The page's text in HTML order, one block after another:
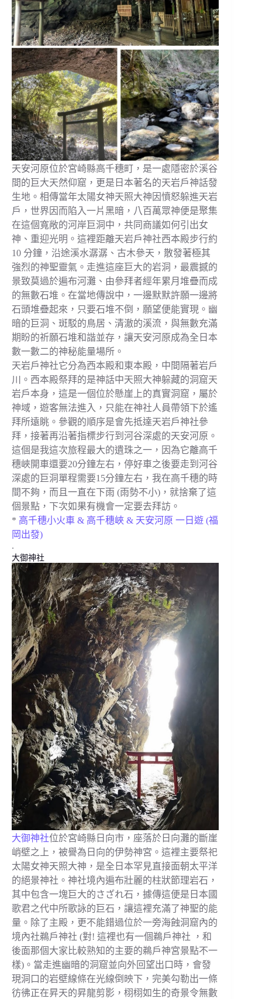
天安河原位於宮崎縣高千穗町，是一處隱密於溪谷
間的巨大天然仰窟，更是日本著名的天岩戶神話發
生地。相傳當年太陽女神天照大神因憤怒躲進天岩
戶，世界因而陷入一片黑暗，八百萬眾神便是聚集
在這個寬敞的河岸巨洞中，共同商議如何引出女
神、重迎光明。這裡距離天岩戶神社西本殿步行約
10 分鐘，沿途溪水潺潺、古木參天，散發著極其
強烈的神聖靈氣。走進這座巨大的岩洞，最震撼的
景致莫過於遍布河灘、由參拜者經年累月堆疊而成
的無數石堆。在當地傳說中，一邊默默許願一邊將
石頭堆疊起來，只要石堆不倒，願望便能實現。幽
暗的巨洞、斑駁的鳥居、清澈的溪流，與無數充滿
期盼的祈願石堆和諧並存，讓天安河原成為全日本
數一數二的神秘能量場所。
天岩戶神社它分為西本殿和東本殿，中間隔著岩戶
川。西本殿祭拜的是神話中天照大神躲藏的洞窟天
岩戶本身，這是一個位於懸崖上的真實洞窟，屬於
神域，遊客無法進入，只能在神社人員帶領下於遙
拜所遠眺。參觀的順序是會先抵達天岩戶神社參
拜，接著再沿著指標步行到河谷深處的天安河原。
這個是我這次旅程最大的遺珠之一，因為它離高千
穗峽開車還要20分鐘左右，停好車之後要走到河谷
深處的巨洞單程需要15分鐘左右，我在高千穗的時
間不夠，而且一直在下雨 (雨勢不小)，就捨棄了這
個景點，下次如果有機會一定要去拜訪。
* 高千穗小火車 & 高千穗峽 & 天安河原 一日遊 (福
岡出發)
.
大御神社
大御神社位於宮崎縣日向市，座落於日向灘的斷崖
峭壁之上，被譽為日向的伊勢神宮。這裡主要祭祀
太陽女神天照大神，是全日本罕見直接面朝太平洋
的絕景神社。神社境內遍布壯麗的柱狀節理岩石，
其中包含一塊巨大的さざれ石，據傳這便是日本國
歌君之代中所歌詠的巨石，讓這裡充滿了神聖的能
量。除了主殿，更不能錯過位於一旁海蝕洞窟內的
境內社鵜戶神社 (對! 這裡也有一個鵜戶神社 ，和
後面那個大家比較熟知的主要的鵜戶神宮景點不一
樣)。當走進幽暗的洞窟並向外回望出口時，會發
現洞口的岩壁線條在光線倒映下，完美勾勒出一條
彷彿正在昇天的昇龍剪影，栩栩如生的奇景令無數